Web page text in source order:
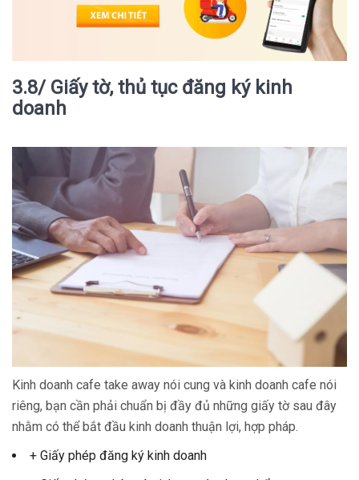
3.8/ Giấy tờ, thủ tục đăng ký kinh
doanh
Kinh doanh cafe take away nói cung và kinh doanh cafe nói
riêng, bạn cần phải chuẩn bị đầy đủ những giấy tờ sau đây
nhằm có thể bắt đầu kinh doanh thuận lợi, hợp pháp.
+ Giấy phép đăng ký kinh doanh